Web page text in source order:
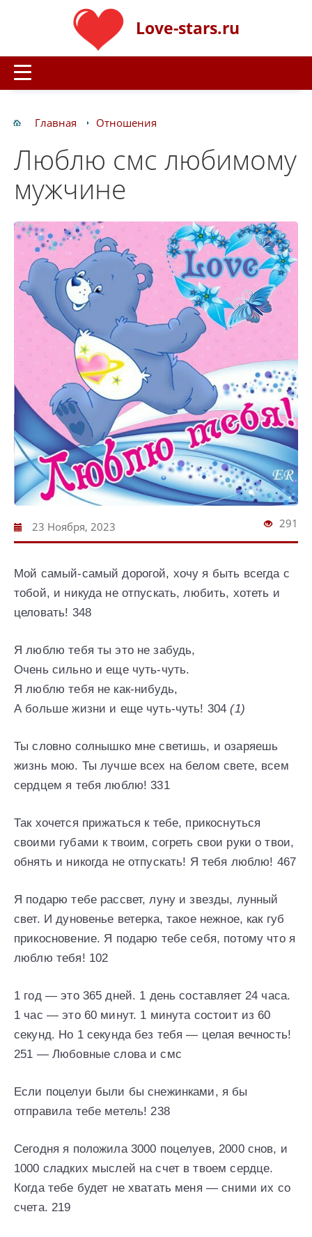
Love-stars.ru
Главная Отношения
Люблю смс любимому
мужчине
23 Ноября, 2023 291
Мой самый-самый дорогой, хочу я быть всегда с
тобой, и никуда не отпускать, любить, хотеть и
целовать! 348
Я люблю тебя ты это не забудь,
Очень сильно и еще чуть-чуть.
Я люблю тебя не как-нибудь,
А больше жизни и еще чуть-чуть! 304(1)
Ты словно солнышко мне светишь, и озаряешь
жизнь мою. Ты лучше всех на белом свете, всем
сердцем я тебя люблю! 331
Так хочется прижаться к тебе, прикоснуться
своими губами к твоим, согреть свои руки о твои,
обнять и никогда не отпускать! Я тебя люблю! 467
Я подарю тебе рассвет, луну и звезды, лунный
свет. И дуновенье ветерка, такое нежное, как губ
прикосновение. Я подарю тебе себя, потому что я
люблю тебя! 102
1 год — это 365 дней. 1 день составляет 24 часа.
1 час — это 60 минут. 1 минута состоит из 60
секунд. Но 1 секунда без тебя — целая вечность!
251 — Любовные слова и смс
Если поцелуи были бы снежинками, я бы
отправила тебе метель! 238
Сегодня я положила 3000 поцелуев, 2000 снов, и
1000 сладких мыслей на счет в твоем сердце.
Когда тебе будет не хватать меня — сними их со
счета. 219